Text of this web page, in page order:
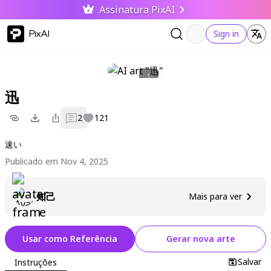
Assinatura PixAI
PixAI Sign in
迅
2 121
速い
Publicado em Nov 4, 2025
知己 Mais para ver
Usar como Referência Gerar nova arte
Instruções Salvar